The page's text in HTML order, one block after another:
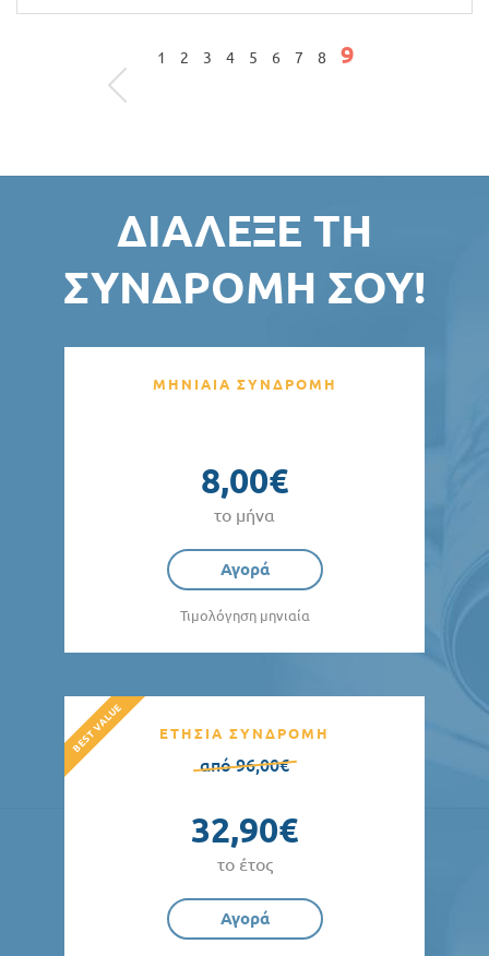
ΣΕΛΊΔΕΣ 1 2 3 4 5 6 7 8 9
ΔΙΆΛΕΞΕ ΤΗ
ΣΥΝΔΡΟΜΉ ΣΟΥ!
ΜΗΝΙΑΙΑ ΣΥΝΔΡΟΜΗ
8,00€
το μήνα
Αγορά
Τιμολόγηση μηνιαία
ΕΤΗΣΙΑ ΣΥΝΔΡΟΜΗ
από 96,00€
32,90€
το έτος
Αγορά